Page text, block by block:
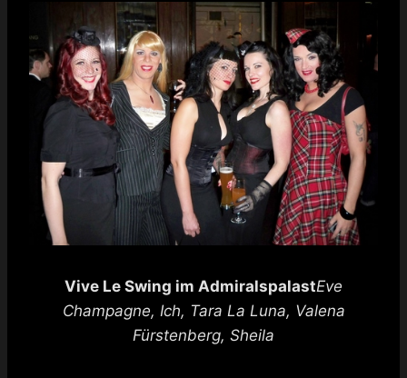
Vive Le Swing im AdmiralspalastEve
Champagne, Ich, Tara La Luna, Valena
Fürstenberg, Sheila